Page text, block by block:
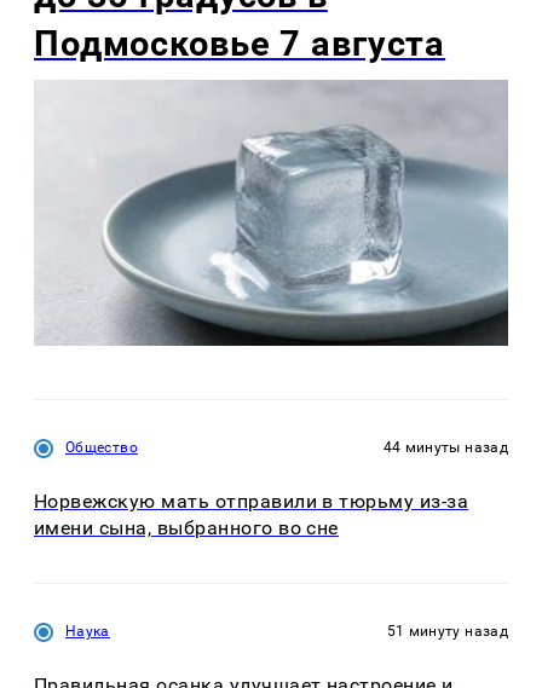
Подмосковье 7 августа
Общество 44 минуты назад
Норвежскую мать отправили в тюрьму из-за
имени сына, выбранного во сне
Наука 51 минуту назад